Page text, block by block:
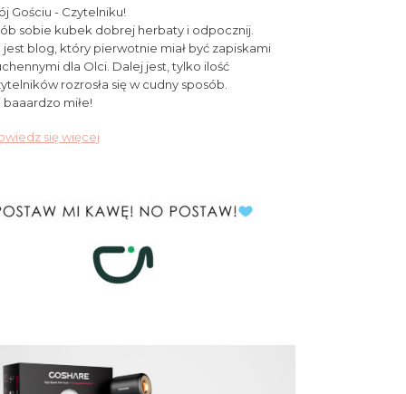
Gościu - Czytelniku!
sobie kubek dobrej herbaty i odpocznij.
jest blog, który pierwotnie miał być zapiskami
dla Olci. Dalej jest, tylko ilość
rozrosła się w cudny sposób.
baaardzo miłe!
się więcej